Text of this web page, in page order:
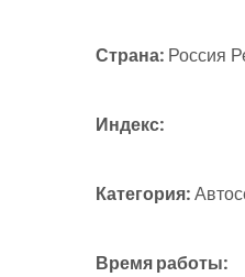
Страна: Россия
Индекс:
Категория:
Время работы: